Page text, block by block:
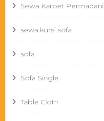
Sewa Karpet Permadani
sewa kursi sofa
sofa
Sofa Single
Table Cloth